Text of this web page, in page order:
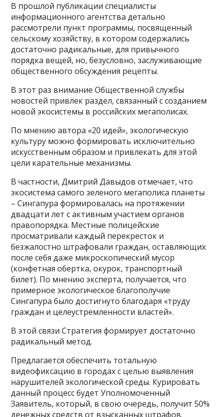
В прошлой публикации специалисты
информационного агентства детально
рассмотрели пункт программы, посвященный
сельскому хозяйству, в котором содержались
достаточно радикальные, для привычного
порядка вещей, но, безусловно, заслуживающие
общественного обсуждения рецепты.
В этот раз внимание Общественной службы
новостей привлек раздел, связанный с созданием
новой экосистемы в российских мегаполисах.
По мнению автора «20 идей», экологическую
культуру можно формировать исключительно
искусственным образом и привлекать для этой
цели карательные механизмы.
В частности, Дмитрий Давыдов отмечает, что
экосистема самого зеленого мегаполиса планеты
– Сингапура формировалась на протяжении
двадцати лет с активным участием органов
правопорядка. Местные полицейские
просматривали каждый перекресток и
безжалостно штрафовали граждан, оставляющих
после себя даже микроскопический мусор
(конфетная обертка, окурок, транспортный
билет). По мнению эксперта, получается, что
примерное экологическое благополучие
Сингапура было достигнуто благодаря «труду
граждан и целеустремленности властей».
В этой связи Стратегия формирует достаточно
радикальный метод.
Предлагается обеспечить тотальную
видеофиксацию в городах с целью выявления
нарушителей экологической среды. Курировать
данный процесс будет Уполномоченный
Заявитель, который, в свою очередь, получит 50%
денежных средств от взысканных штрафов.